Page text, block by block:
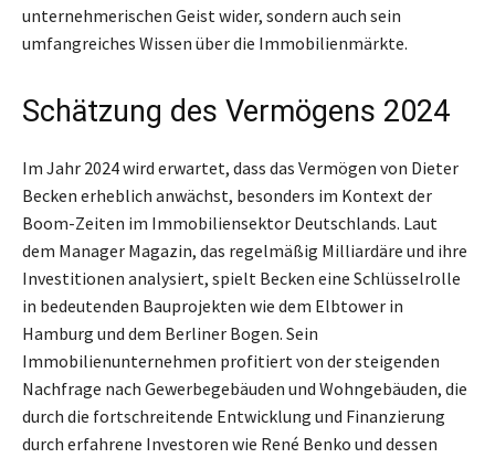
unternehmerischen Geist wider, sondern auch sein
umfangreiches Wissen über die Immobilienmärkte.
Schätzung des Vermögens 2024
Im Jahr 2024 wird erwartet, dass das Vermögen von Dieter
Becken erheblich anwächst, besonders im Kontext der
Boom-Zeiten im Immobiliensektor Deutschlands. Laut
dem Manager Magazin, das regelmäßig Milliardäre und ihre
Investitionen analysiert, spielt Becken eine Schlüsselrolle
in bedeutenden Bauprojekten wie dem Elbtower in
Hamburg und dem Berliner Bogen. Sein
Immobilienunternehmen profitiert von der steigenden
Nachfrage nach Gewerbegebäuden und Wohngebäuden, die
durch die fortschreitende Entwicklung und Finanzierung
durch erfahrene Investoren wie René Benko und dessen